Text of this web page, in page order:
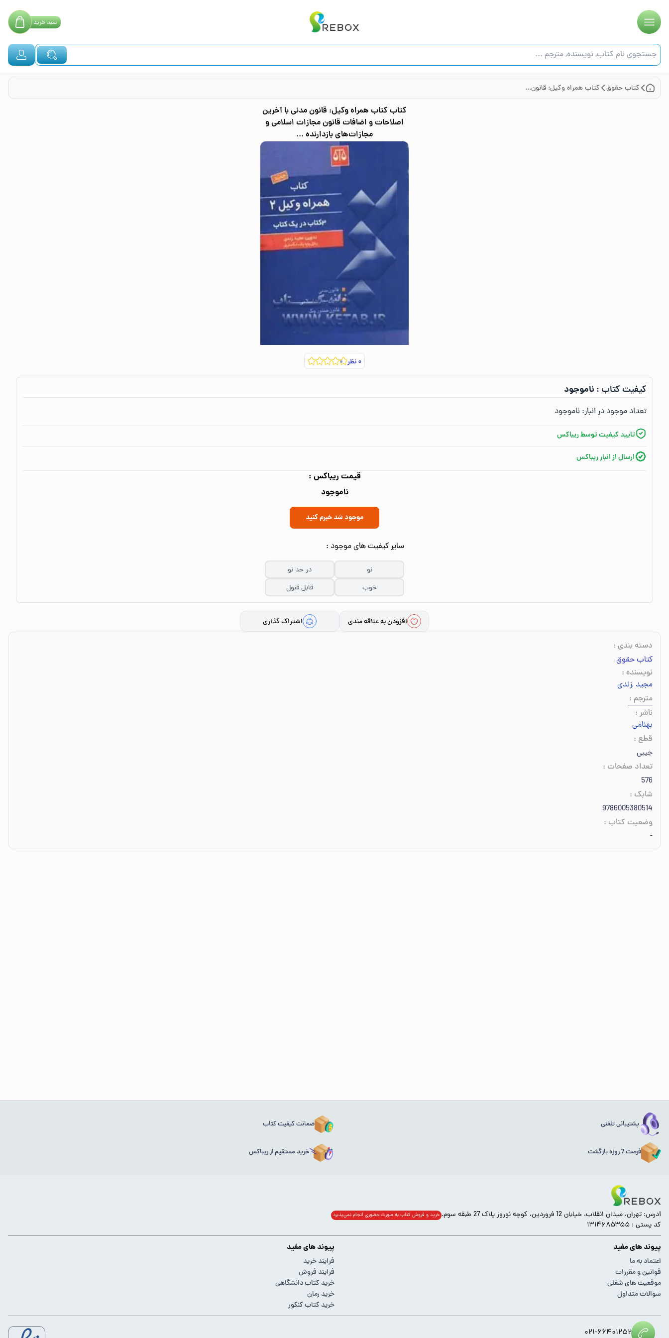
سبدخرید
کتابحقوق کتاب همراه وکیل: قانون مدنی با آخرین اصلاحات و اضافات قانون مجازات اسلامی و مجازات‌های بازدارنده ...
کتاب کتاب همراه وکیل: قانون مدنی با آخرین
اصلاحات و اضافات قانون مجازات اسلامی و
مجازات‌های بازدارنده ...
۰نظر
کیفیت کتاب :‌ ناموجود
تعداد موجود در انبار:‌ ناموجود
تایید کیفیت توسط ریباکس
ارسال از انبار ریباکس
قیمت ریباکس :
ناموجود
موجود شد خبرم کنید
سایر کیفیت های موجود :
نو
در حد نو
خوب
قابل قبول
افزودن به علاقه مندی اشتراک گذاری
دسته بندی :
کتاب حقوق
نویسنده :
مجید ,زندی
مترجم :
ناشر :
بهنامی
قطع :
جیبی
تعداد صفحات :
576
شابک :
9786005380514
وضعیت کتاب :
-
پشتیبانی تلفنی ضمانت کیفیت کتاب
فرصت 7 روزه بازگشت خرید مستقیم از ریباکس
آدرس: تهران، میدان انقلاب، خیابان 12 فروردین، کوچه نوروز پلاک 27 طبقه سوم. خرید و فروش کتاب به صورت حضوری انجام‌ نمی‌پذیرد
کد پستی : ۱۳۱۴۶۸۵۳۵۵
پیوند های مفید
اعتماد به ما
قوانین و مقررات
موقعیت های شغلی
سوالات متداول
پیوند های مفید
فرایند خرید
فرایند فروش
خرید کتاب دانشگاهی
خرید رمان
خرید کتاب کنکور
۰۲۱-۶۶۴۰۱۲۵۲